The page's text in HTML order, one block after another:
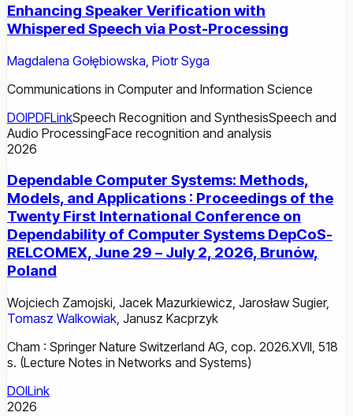
Enhancing Speaker Verification with
Whispered Speech via Post-Processing
Magdalena Gołębiowska Piotr Syga
Communications in Computer and Information Science
DOIPDFLinkSpeech Recognition and SynthesisSpeech and
Audio ProcessingFace recognition and analysis
2026
Dependable Computer Systems: Methods,
Models, and Applications : Proceedings of the
Twenty First International Conference on
Dependability of Computer Systems DepCoS-
RELCOMEX, June 29 – July 2, 2026, Brunów,
Poland
Wojciech Zamojski, Jacek Mazurkiewicz, Jarosław Sugier,
Tomasz Walkowiak, Janusz Kacprzyk
Cham : Springer Nature Switzerland AG, cop. 2026.XVII, 518
s. (Lecture Notes in Networks and Systems)
DOILink
2026